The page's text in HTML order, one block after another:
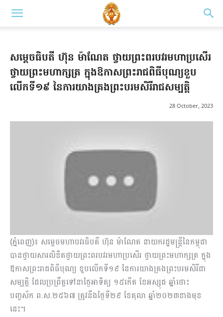
សម្តេចធិបតី ហ៊ុន ម៉ាណែត ថ្វាយព្រះពរបវរមហាប្រសើរ
ថ្វាយព្រះមហាក្សត្រ ក្នុងឱកាសព្រះរាជពិធីបុណ្យខួប
លើកទី១៩ នៃការយាងគ្រងព្រះបរមសិរីរាជសម្បត្តិ
28 October, 2023
(ភ្នំពេញ)៖ សម្តេចមហាបវរធិបតី ហ៊ុន ម៉ាណែត នាយករដ្ឋមន្ត្រីនៃកម្ពុជា ​
បានថ្វាយសារលិខិតថ្វាយព្រះពរបវរមហាប្រសើរ ថ្វាយព្រះមហាក្សត្រ ក្នុង
ឱកាសព្រះរាជពិធីបុណ្យ ខួបលើកទី១៩ នៃការយាងគ្រងព្រះបរមសិរីជា
សម្បត្តិ ដែលប្រព្រឹត្តទៅនាថ្ងៃអាទិត្យ ១៥កើត ខែអស្សុជ ឆ្នាំថោះ
បញ្ចស័ក ព.ស.២៥៦៧ ត្រូវនឹងថ្ងៃទី២៩ ខែតុលា ឆ្នាំ២០២៣ខាងមុខ
នេះ។